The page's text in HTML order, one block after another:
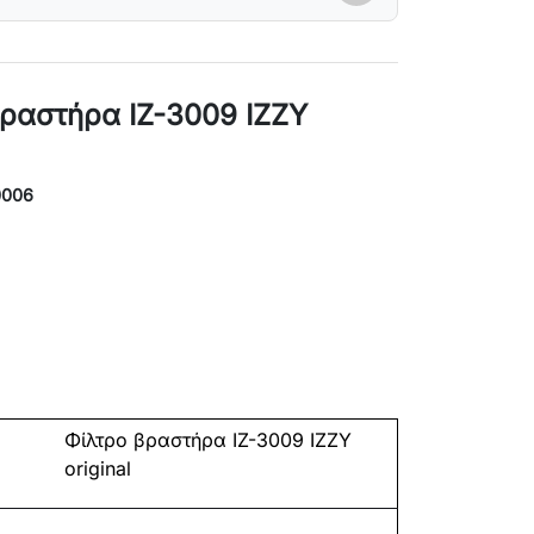
IZ-3009 IZZY
Φίλτρο βραστήρα IZ-3009 IZZY
original